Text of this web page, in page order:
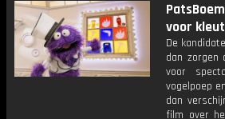
voor
De
dan zorgen
voor
vogelpoep
dan
film over